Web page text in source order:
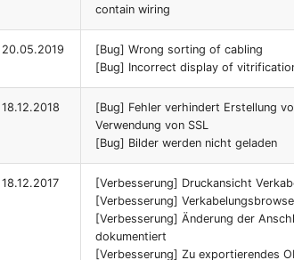
contain wiring
20.05.2019
[Bug] Wrong sorting of cabling
[Bug] Incorrect display of
18.12.2018
[Bug] Fehler verhindert Erstellung
Verwendung von SSL
[Bug] Bilder werden nicht geladen
18.12.2017
[Verbesserung] Druckansicht
[Verbesserung]
[Verbesserung] Änderung der
dokumentiert
[Verbesserung] Zu exportierendes